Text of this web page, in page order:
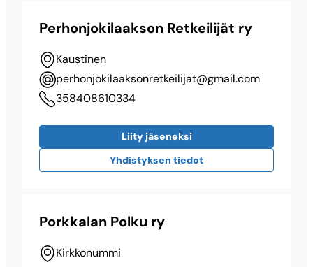
Perhonjokilaakson Retkeilijät ry
Kaustinen
perhonjokilaaksonretkeilijat@​gmail.com
358408610334
Liity jäseneksi
Yhdistyksen tiedot
Porkkalan Polku ry
Kirkkonummi